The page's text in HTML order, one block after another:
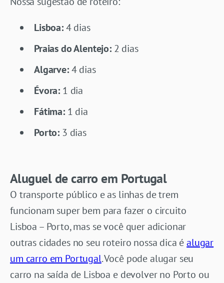
Lisboa:4 dias
Praias do Alentejo:2 dias
Algarve:4 dias
Évora: 1 dia
Fátima:1 dia
Porto: 3 dias
Aluguel de carro em Portugal
O transporte público e as linhas de trem
funcionam super bem para fazer o circuito
Lisboa – Porto, mas se você quer adicionar
outras cidades no seu roteiro nossa dica éalugar
um carro em Portugal. Você pode alugar seu
carro na saída de Lisboa e devolver no Porto ou